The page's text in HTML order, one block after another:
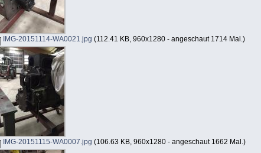
IMG-20151114-WA0021.jpg (112.41 KB, 960x1280 - angeschaut 1714 Mal.)
IMG-20151115-WA0007.jpg (106.63 KB, 960x1280 - angeschaut 1662 Mal.)